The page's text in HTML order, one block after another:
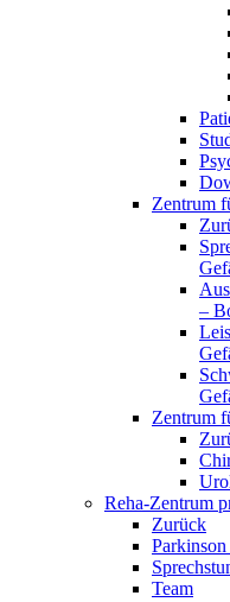
Zentrum
–
Zentrum
Reha-Zentrum
Zurück
Team